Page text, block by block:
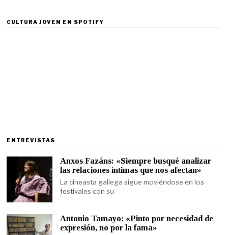
CULTURA JOVEN EN SPOTIFY
ENTREVISTAS
Anxos Fazáns: «Siempre busqué analizar
las relaciones íntimas que nos afectan»
La cineasta gallega sigue moviéndose en los
festivales con su
Antonio Tamayo: «Pinto por necesidad de
expresión, no por la fama»